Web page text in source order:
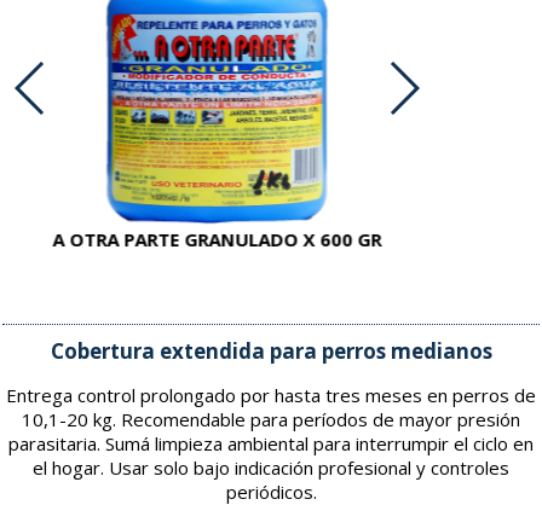
A OTRA PARTE GRANULADO X 600 GR
Cobertura extendida para perros medianos
Entrega control prolongado por hasta tres meses en perros de
10,1-20 kg. Recomendable para períodos de mayor presión
parasitaria. Sumá limpieza ambiental para interrumpir el ciclo en
el hogar. Usar solo bajo indicación profesional y controles
periódicos.